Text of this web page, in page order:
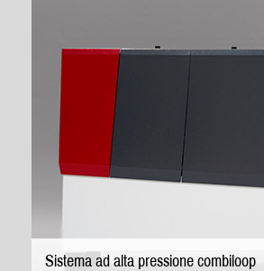
Sistema ad alta pressione combiloop